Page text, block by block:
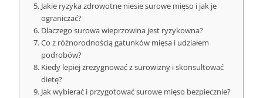
Jakie ryzyka zdrowotne niesie surowe mięso i jak je
ograniczać?
Dlaczego surowa wieprzowina jest ryzykowna?
Co z różnorodnością gatunków mięsa i udziałem
podrobów?
Kiedy lepiej zrezygnować z surowizny i skonsultować
dietę?
Jak wybierać i przygotować surowe mięso bezpiecznie?